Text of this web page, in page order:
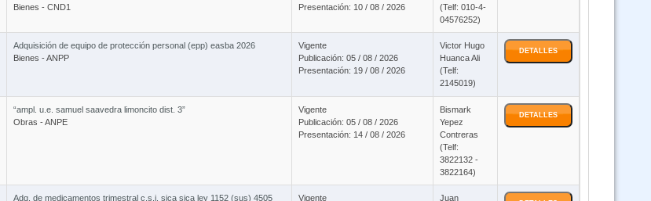
Bienes - CND1
Presentación: 10 / 08 / 2026
(Telf: 010-4-
04576252)
Adquisición de equipo de protección personal (epp) easba 2026
Bienes - ANPP
Vigente
Publicación: 05 / 08 / 2026
Presentación: 19 / 08 / 2026
Victor Hugo
Huanca Ali
(Telf:
2145019)
DETALLES
“ampl. u.e. samuel saavedra limoncito dist. 3”
Obras - ANPE
Vigente
Publicación: 05 / 08 / 2026
Presentación: 14 / 08 / 2026
Bismark
Yepez
Contreras
(Telf:
3822132 -
3822164)
DETALLES
Adq. de medicamentos trimestral c.s.i. sica sica ley 1152 (sus) 4505
Vigente
Juan